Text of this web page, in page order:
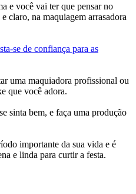
e você vai ter que pensar no
claro, na maquiagem arrasadora
se de confiança para as
uma maquiadora profissional ou
que você adora.
sinta bem, e faça uma produção
importante da sua vida e é
e linda para curtir a festa.